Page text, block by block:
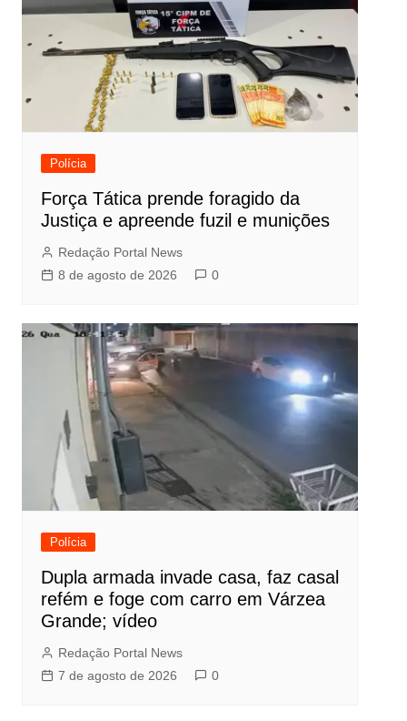
Polícia
Força Tática prende foragido da
Justiça e apreende fuzil e munições
Redação Portal News
8 de agosto de 2026
0
Polícia
Dupla armada invade casa, faz casal
refém e foge com carro em Várzea
Grande; vídeo
Redação Portal News
7 de agosto de 2026
0